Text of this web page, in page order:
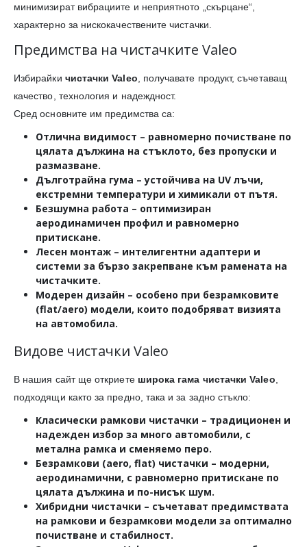
минимизират вибрациите и неприятното „скърцане“,
характерно за нискокачествените чистачки.
Предимства на чистачките Valeo
Избирайки чистачки Valeo , получавате продукт, съчетаващ
качество, технология и надеждност.
Сред основните им предимства са:
Отлична видимост – равномерно почистване по
цялата дължина на стъклото, без пропуски и
размазване.
Дълготрайна гума – устойчива на UV лъчи,
екстремни температури и химикали от пътя.
Безшумна работа – оптимизиран
аеродинамичен профил и равномерно
притискане.
Лесен монтаж – интелигентни адаптери и
системи за бързо закрепване към рамената на
чистачките.
Модерен дизайн – особено при безрамковите
(flat/aero) модели, които подобряват визията
на автомобила.
Видове чистачки Valeo
В нашия сайт ще откриете широка гама чистачки Valeo
подходящи както за предно, така и за задно стъкло:
Класически рамкови чистачки – традиционен и
надежден избор за много автомобили, с
метална рамка и сменяемо перо.
Безрамкови (aero, flat) чистачки – модерни,
аеродинамични, с равномерно притискане по
цялата дължина и по-нисък шум.
Хибридни чистачки – съчетават предимствата
на рамкови и безрамкови модели за оптимално
почистване и стабилност.